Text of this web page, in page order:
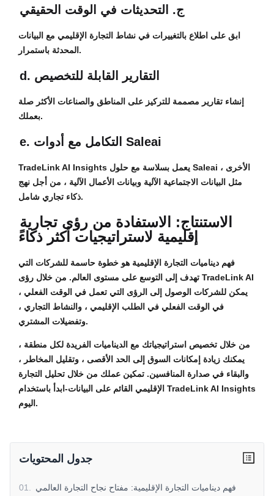
ج. التحديثات في الوقت الحقيقي
ابق على اطلاع بالتغييرات في نشاط التجارة الإقليمي مع البيانات
المحدثة باستمرار.
d. التقارير القابلة للتخصيص
إنشاء تقارير مصممة للتركيز على المناطق والصناعات الأكثر صلة
بعملك.
e. التكامل مع أدوات Saleai
TradeLink AI Insights يعمل بسلاسة مع حلول Saleai الأخرى ،
مثل البيانات الاجتماعية الآلية وبيانات الأعمال الآلية ، من أجل نهج
ذكاء تجاري شامل.
الاستنتاج: الاستفادة من رؤى تجارية
إقليمية لاستراتيجيات أكثر ذكاءً
فهم ديناميات التجارة الإقليمية هو خطوة حاسمة للشركات التي
تهدف إلى التوسع على مستوى العالم. من خلال رؤى TradeLink AI
، يمكن للشركات الوصول إلى الرؤى التي تعمل في الوقت الفعلي
في الوقت الفعلي في الطلب الإقليمي ، والنشاط التجاري ،
وتفضيلات المشتري.
من خلال تخصيص استراتيجياتك مع الديناميات الفريدة لكل منطقة ،
يمكنك زيادة إمكانات السوق إلى الحد الأقصى ، وتقليل المخاطر ،
والبقاء في صدارة المنافسين. تمكين عملك من خلال تحليل التجارة
الإقليمي القائم على البيانات-ابدأ باستخدام TradeLink AI Insights
اليوم.
جدول المحتويات
01
فهم ديناميات التجارة الإقليمية: مفتاح نجاح التجارة العالمي